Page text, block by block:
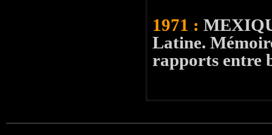
1971 :
Latine.
rapports entre